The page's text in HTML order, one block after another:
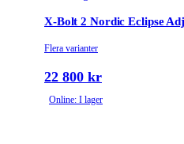
X-Bolt 2 Nordic Eclipse
Flera varianter
22 800 kr
Online: I lager